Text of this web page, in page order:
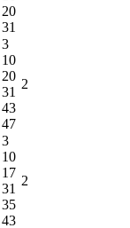
20
31
3
10
20
31
43
47
2
3
10
17
31
35
43
2